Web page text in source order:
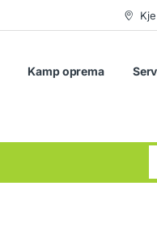
Kamp oprema